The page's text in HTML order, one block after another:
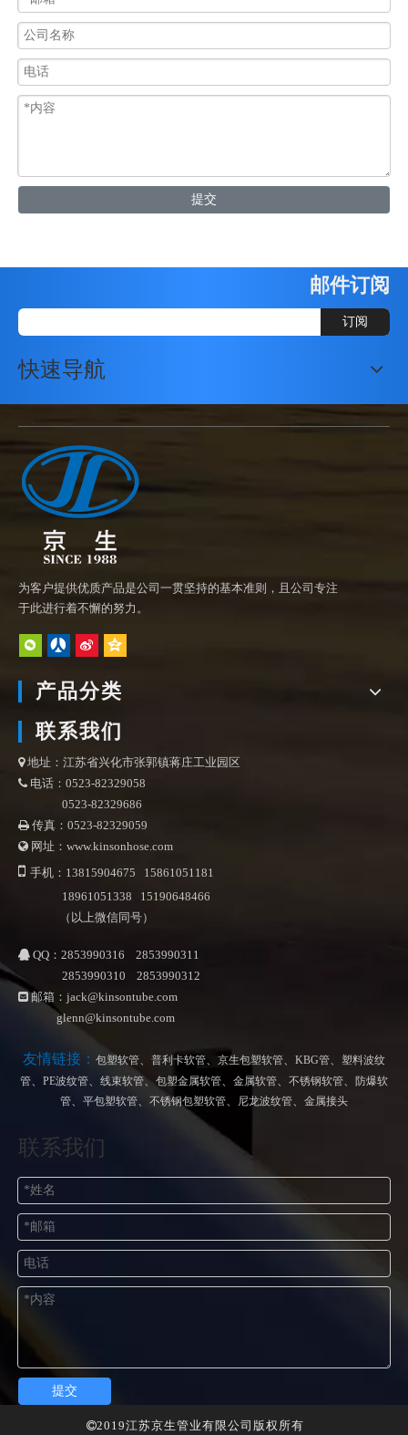
提交
邮件订阅
订阅
快速导航
为客户提供优质产品是公司一贯坚持的基本准则，且公司专注
于此进行着不懈的努力。
产品分类
联系我们
地址：江苏省兴化市张郭镇蒋庄工业园区
 电话：0523-82329058
0523-82329686
 传真：0523-82329059
 网址：www.kinsonhose.com
 手机：13815904675 15861051181
18961051338 15190648466
（以上微信同号）
 QQ：2853990316 2853990311
2853990310 2853990312
邮箱： jack@kinsontube.com
glenn@kinsontube.com
友情链接： 包塑软管 普利卡软管 京生包塑软管 KBG管
塑料波纹
管
PE波纹管 线束软管、 包塑金属软管 金属软管 不锈钢软管
防爆软
管
平包塑软管 不锈钢包塑软管 尼龙波纹管 金属接头
联系我们
提交
2019江苏京生管业有限公司版权所有